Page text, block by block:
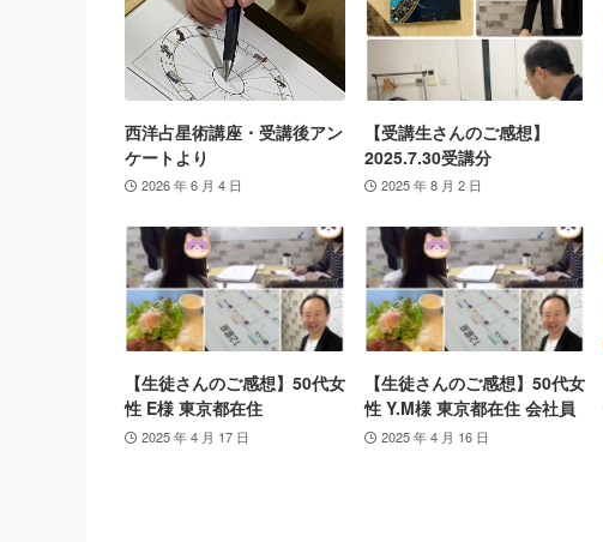
西洋占星術講座・受講後アン
ケートより
2026 年 6 月 4 日
【受講生さんのご感想】
2025.7.30受講分
2025 年 8 月 2 日
【生徒さんのご感想】50代女
性 E様 東京都在住
2025 年 4 月 17 日
【生徒さんのご感想】50代女
性 Y.M様 東京都在住 会社員
2025 年 4 月 16 日